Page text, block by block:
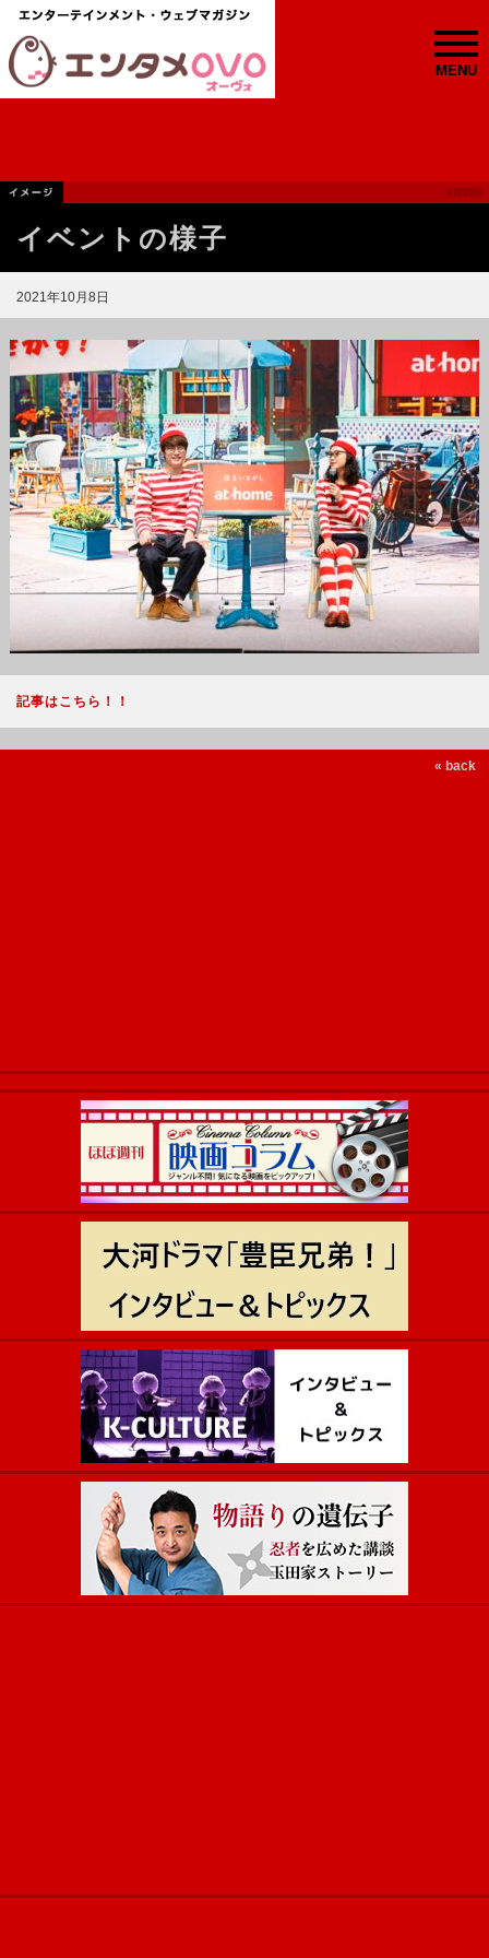
MENU
イベントの様子
2021年10月8日
記事はこちら！！
« back